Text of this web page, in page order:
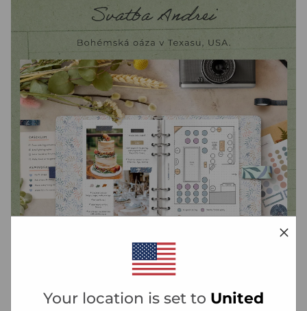
Your location is set to United
"Chtěl jsem, aby naše svatba odrážela naši
pohodovou povahu a boho styl. A proto jsme